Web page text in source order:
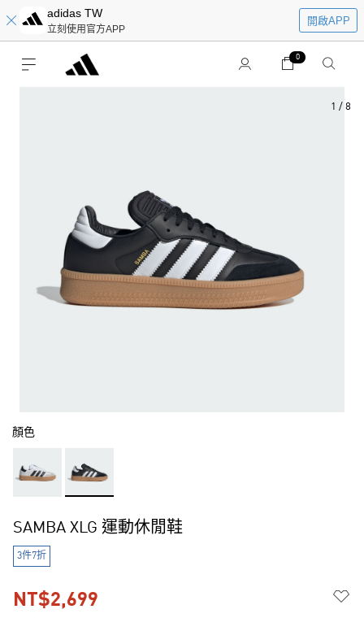
adidas TW
立刻使用官方APP
開啟APP
0
1 / 8
顏色
SAMBA XLG 運動休閒鞋
3件7折
NT$2,699